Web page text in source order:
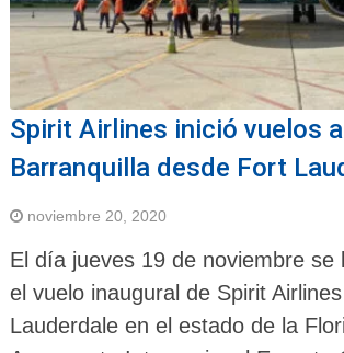
Spirit Airlines inició vuelos a
Barranquilla desde Fort
noviembre 20, 2020
El día jueves 19 de noviembre se
el vuelo inaugural de Spirit
Lauderdale en el estado de la